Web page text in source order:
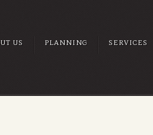
US PLANNING SERVICES